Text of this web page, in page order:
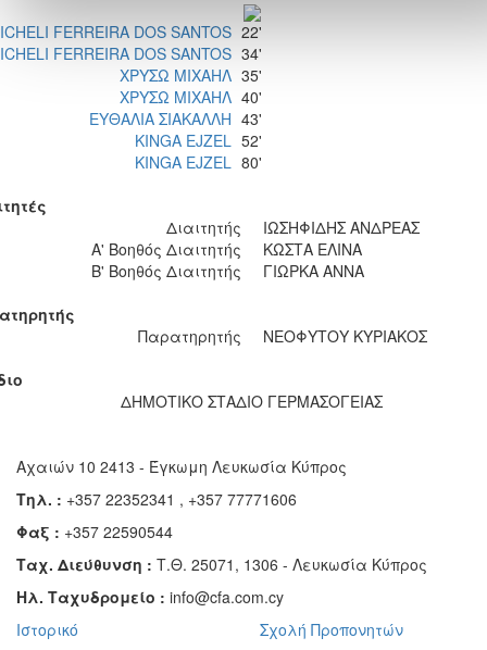
FERREIRA DOS SANTOS 22'
FERREIRA DOS SANTOS 34'
ΧΡΥΣΩ ΜΙΧΑΗΛ 35'
ΧΡΥΣΩ ΜΙΧΑΗΛ 40'
ΕΥΘΑΛΙΑ ΣΙΑΚΑΛΛΗ 43'
KINGA EJZEL 52'
KINGA EJZEL 80'
Διαιτητής
ΙΩΣΗΦΙΔΗΣ ΑΝΔΡΕΑΣ
Α' Βοηθός Διαιτητής
ΚΩΣΤΑ ΕΛΙΝΑ
Β' Βοηθός Διαιτητής
ΓΙΩΡΚΑ ΑΝΝΑ
Παρατηρητής
ΝΕΟΦΥΤΟΥ ΚΥΡΙΑΚΟΣ
ΔΗΜΟΤΙΚΟ ΣΤΑΔΙΟ ΓΕΡΜΑΣΟΓΕΙΑΣ
Αχαιών 10 2413 - Έγκωμη Λευκωσία Κύπρος
Τηλ. : +357 22352341 , +357 77771606
Φαξ : +357 22590544
Ταχ. Διεύθυνση : Τ.Θ. 25071, 1306 - Λευκωσία Κύπρος
Ηλ. Ταχυδρομείο : info@cfa.com.cy
Ιστορικό
Σχολή Προπονητών